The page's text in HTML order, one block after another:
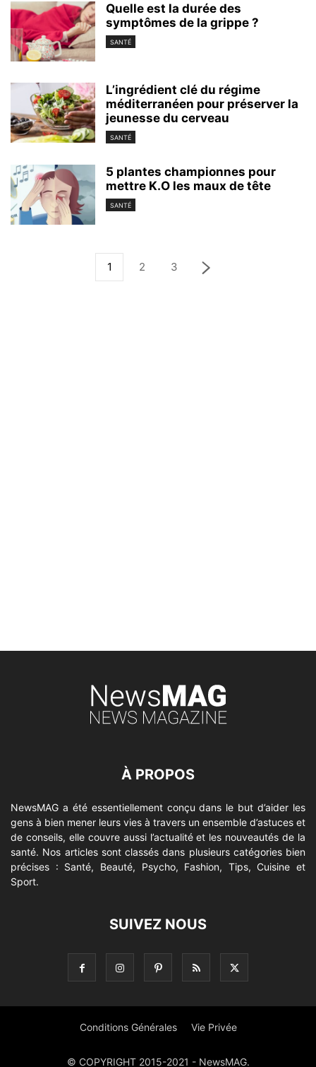
Quelle est la durée des
symptômes de la grippe ?
SANTÉ
L’ingrédient clé du régime
méditerranéen pour préserver la
jeunesse du cerveau
SANTÉ
5 plantes championnes pour
mettre K.O les maux de tête
SANTÉ
1 2 3
À PROPOS
NewsMAG a été essentiellement conçu dans le but d’aider les
gens à bien mener leurs vies à travers un ensemble d’astuces et
de conseils, elle couvre aussi l’actualité et les nouveautés de la
santé. Nos articles sont classés dans plusieurs catégories bien
précises : Santé, Beauté, Psycho, Fashion, Tips, Cuisine et
Sport.
SUIVEZ NOUS
Conditions Générales Vie Privée
© COPYRIGHT 2015-2021 - NewsMAG.